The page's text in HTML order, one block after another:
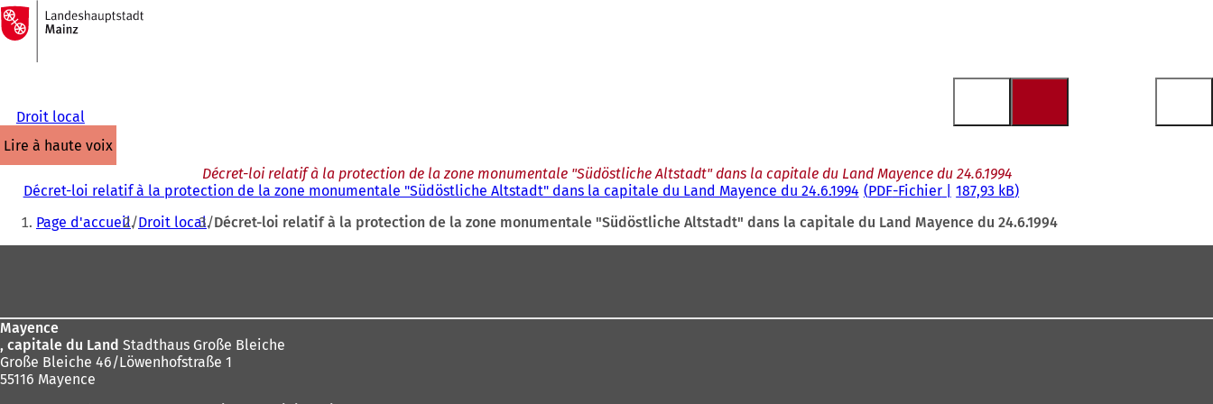
Accéder au contenu
Vers
la
page
d'accueil
Droit local
lire à haute voix
Décret-loi relatif à la protection de la zone monumentale "Südöstliche Altstadt" dans la capitale du Land Mayence du 24.6.1994
Décret-loi relatif à la protection de la zone monumentale "Südöstliche Altstadt" dans la capitale du Land Mayence du 24.6.1994 PDF-Fichier 187,93 kB
Vous
êtes
Page d'accueil Droit local Décret-loi relatif à la protection de la zone monumentale "Südöstliche Altstadt" dans la capitale du Land Mayence du 24.6.1994
Mayence
, capitale du Land Stadthaus Große Bleiche
Große Bleiche 46/Löwenhofstraße 1
55116 Mayence